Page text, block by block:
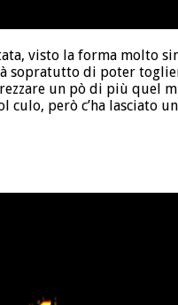
visto la forma molto
sopratutto di poter
un pò di più quel
però c’ha lasciato